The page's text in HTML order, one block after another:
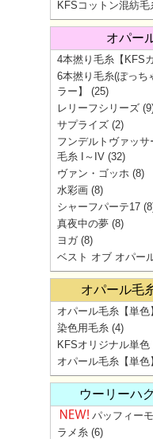
KFSコットン混紡毛
オパー
4本撚り毛糸【KFS
6本撚り毛糸(ぽっち
ラー】
(25)
レリーフシリーズ
サプライズ (2)
フンデルトヴァッサ
毛糸 I～IV (32)
ヴァン・ゴッホ (8)
水彩画 (8)
シャーフパーテ17
真夜中の夢 (8)
ヨガ(8)
ベスト オブ オパー
オパール毛
オパール毛糸【単
染色用毛糸 (4)
KFSオリジナル単色
オパール毛糸【単
ウーリーハ
パッフィー
ラメ糸 (6)